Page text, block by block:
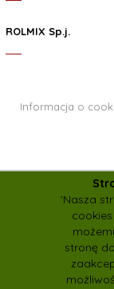
ROLMIX Sp.j.
rolmix.pasze@wp.pl
Informacja o
'Nasza
stronę